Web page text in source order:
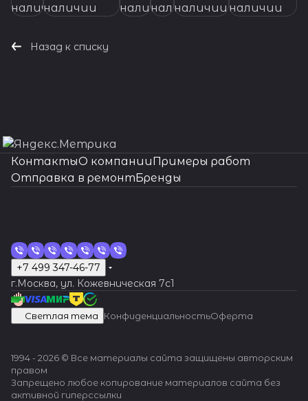
наличииналичии
наличииналичии
наличииналичии
Назад к списку
КонтактыО компанииПримеры работ
Отправка в ремонтБренды
+7 499 347-46-77
г.Москва, ул. Кожевническая 7c1
Светлая тема КонфиденциальностьОферта
1994 - 2026 © Все материалы сайта защищены авторским
правом
Запрещено любое копирование материалов сайта без
активной гиперссылки